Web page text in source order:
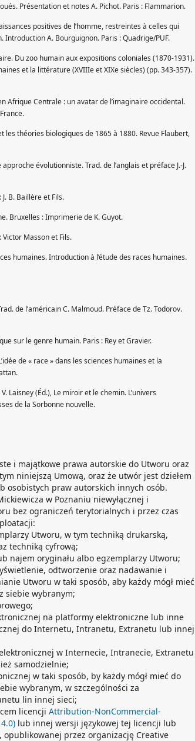
Présentation et notes A. Pichot. Paris : Flammarion.
positives de l’homme, restreintes à celles qui
A. Bourguignon. Paris : Quadrige/PUF.
Du zoo humain aux expositions coloniales (1870-1931).
et la littérature (XVIIIe et XIXe siècles) (pp. 343-357).
Afrique Centrale : un avatar de l’imaginaire occidental.
théories biologiques de 1865 à 1880. Revue Flaubert,
évolutionniste. Trad. de l’anglais et préface J.-J.
B. Baillère et Fils.
Bruxelles : Imprimerie de K. Guyot.
Masson et Fils.
humaines. Introduction à l’étude des races humaines.
de l’américain C. Malmoud. Préface de Tz. Todorov.
sur le genre humain. Paris : Rey et Gravier.
de « race » dans les sciences humaines et la
Laisney (Éd.), Le miroir et le chemin. L’univers
de la Sorbonne nouvelle.
i majątkowe prawa autorskie do Utworu oraz
niniejszą Umową, oraz że utwór jest dziełem
osobistych praw autorskich innych osób.
w Poznaniu niewyłącznej i
bez ograniczeń terytorialnych i przez czas
Utworu, w tym techniką drukarską,
techniką cyfrową;
najem oryginału albo egzemplarzy Utworu;
odtworzenie oraz nadawanie i
Utworu w taki sposób, aby każdy mógł mieć
siebie wybranym;
na platformy elektroniczne lub inne
do Internetu, Intranetu, Extranetu lub innej
w Internecie, Intranecie, Extranetu
samodzielnie;
w taki sposób, by każdy mógł mieć do
wybranym, w szczególności za
lin innej sieci;
licencji Attribution-NonCommercial-
lub innej wersji językowej tej licencji lub
przez organizację Creative